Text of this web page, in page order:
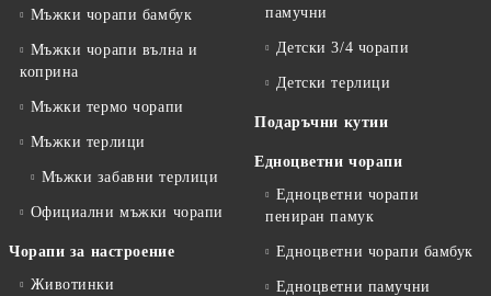
Мъжки чорапи бамбук
Мъжки чорапи вълна и
коприна
Мъжки термо чорапи
Мъжки терлици
Мъжки забавни терлици
Официални мъжки чорапи
Чорапи за настроение
Животинки
памучни
Детски 3/4 чорапи
Детски терлици
Подаръчни кутии
Едноцветни чорапи
Едноцветни чорапи
пениран памук
Едноцветни чорапи бамбук
Едноцветни памучни